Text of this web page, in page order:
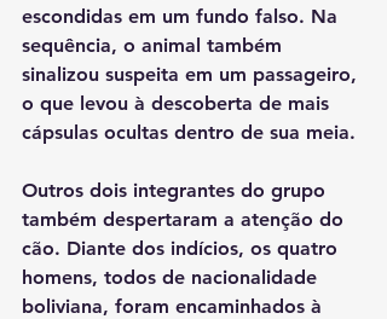
escondidas em um fundo falso. Na
sequência, o animal também
sinalizou suspeita em um passageiro,
o que levou à descoberta de mais
cápsulas ocultas dentro de sua meia.
Outros dois integrantes do grupo
também despertaram a atenção do
cão. Diante dos indícios, os quatro
homens, todos de nacionalidade
boliviana, foram encaminhados à